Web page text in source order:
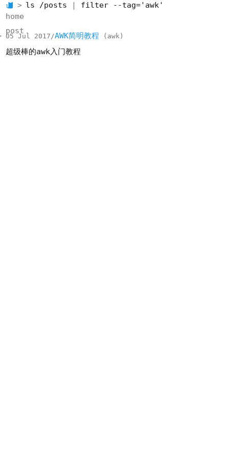
ls /posts
filter --tag='awk'
home
post
05 Jul 2017 AWK简明教程 awk
超级棒的awk入门教程